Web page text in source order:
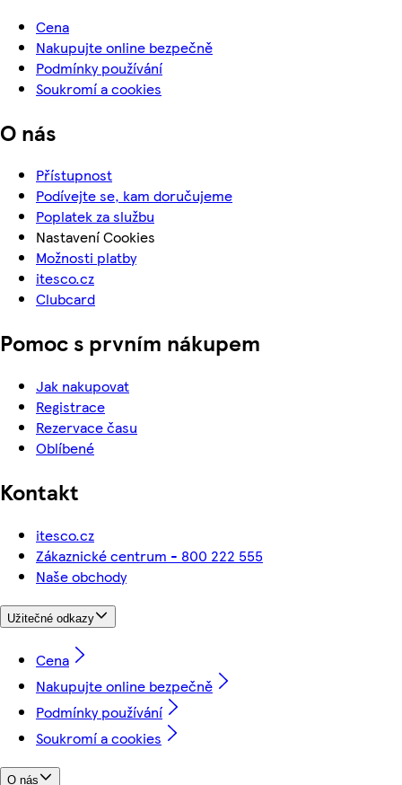
Cena
Nakupujte online bezpečně
Podmínky používání
Soukromí a cookies
O nás
Přístupnost
Podívejte se, kam doručujeme
Poplatek za službu
Nastavení Cookies
Možnosti platby
itesco.cz
Clubcard
Pomoc s prvním nákupem
Jak nakupovat
Registrace
Rezervace času
Oblíbené
Kontakt
itesco.cz
Zákaznické centrum - 800 222 555
Naše obchody
Užitečné odkazy
Cena
Nakupujte online bezpečně
Podmínky používání
Soukromí a cookies
O nás